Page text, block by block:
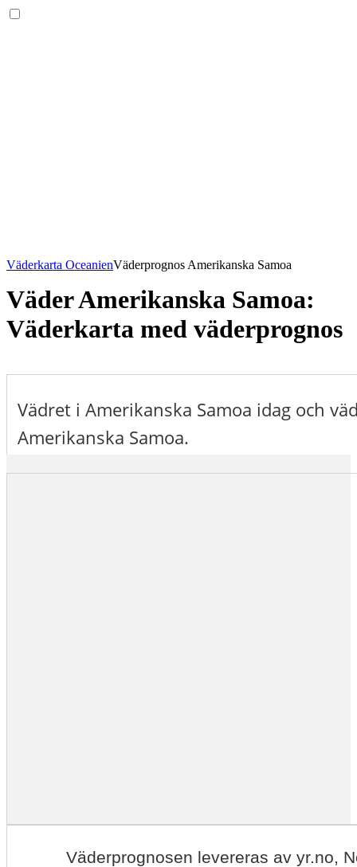
Väderkarta OceanienVäderprognos Amerikanska Samoa
Väder Amerikanska Samoa:
Väderkarta med väderprognos
Vädret i Amerikanska Samoa idag och
Amerikanska Samoa.
Väderprognosen levereras av yr.no,